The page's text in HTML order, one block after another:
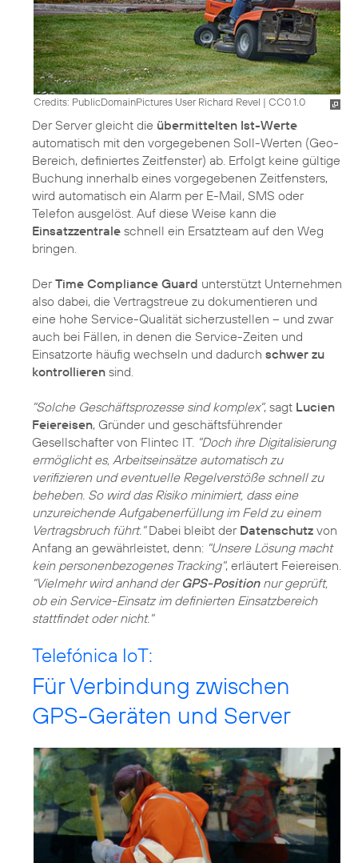
Credits: PublicDomainPictures User Richard Revel | CC0 1.0
Der Server gleicht die übermittelten Ist-Werte
automatisch mit den vorgegebenen Soll-Werten (Geo-
Bereich, definiertes Zeitfenster) ab. Erfolgt keine gültige
Buchung innerhalb eines vorgegebenen Zeitfensters,
wird automatisch ein Alarm per E-Mail, SMS oder
Telefon ausgelöst. Auf diese Weise kann die
Einsatzzentrale schnell ein Ersatzteam auf den Weg
bringen.
DerTime Compliance Guard unterstützt Unternehmen
also dabei, die Vertragstreue zu dokumentieren und
eine hohe Service-Qualität sicherzustellen – und zwar
auch bei Fällen, in denen die Service-Zeiten und
Einsatzorte häufig wechseln und dadurch schwer zu
kontrollieren sind.
"Solche Geschäftsprozesse sind komplex", sagt Lucien
Feiereisen, Gründer und geschäftsführender
Gesellschafter von Flintec IT. "Doch ihre Digitalisierung
ermöglicht es, Arbeitseinsätze automatisch zu
verifizieren und eventuelle Regelverstöße schnell zu
beheben. So wird das Risiko minimiert, dass eine
unzureichende Aufgabenerfüllung im Feld zu einem
Vertragsbruch führt."Dabei bleibt der Datenschutz von
Anfang an gewährleistet, denn: "Unsere Lösung macht
kein personenbezogenes Tracking", erläutert Feiereisen.
"Vielmehr wird anhand der GPS-Positionnur geprüft,
ob ein Service-Einsatz im definierten Einsatzbereich
stattfindet oder nicht."
Telefónica IoT:
Für Verbindung zwischen
GPS-Geräten und Server